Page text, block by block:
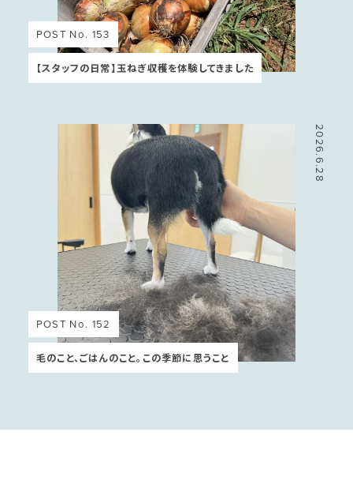
POST No. 153
【スタッフの日常】玉ねぎ収穫を体験してきました
2026.6.28
POST No. 152
毛のこと、ごはんのこと。この季節に思うこと